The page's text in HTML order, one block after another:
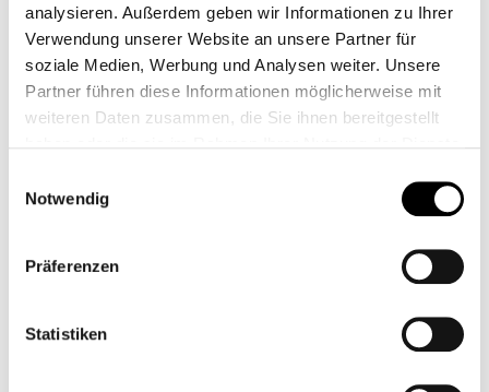
analysieren. Außerdem geben wir Informationen zu Ihrer
Verwendung unserer Website an unsere Partner für
soziale Medien, Werbung und Analysen weiter. Unsere
Partner führen diese Informationen möglicherweise mit
weiteren Daten zusammen, die Sie ihnen bereitgestellt
Notwendig
Präferenzen
Statistiken
159,00 €*
Sélectionnez
Modèle
Ajouter à la liste de souhaits